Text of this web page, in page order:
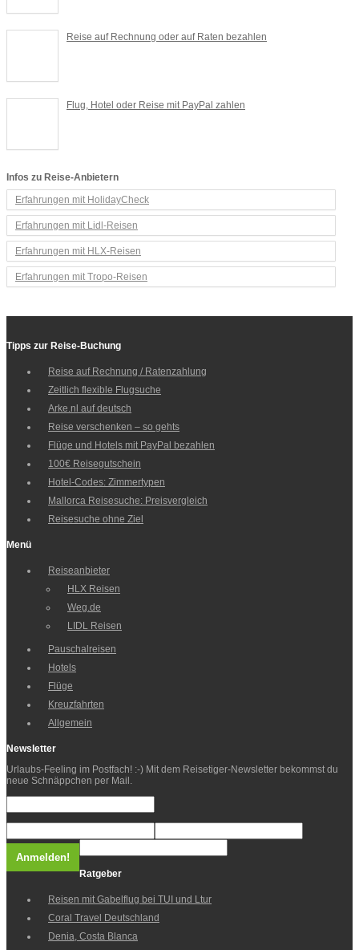
Reise auf Rechnung oder auf Raten bezahlen
Flug, Hotel oder Reise mit PayPal zahlen
Infos zu Reise-Anbietern
Erfahrungen mit HolidayCheck
Erfahrungen mit Lidl-Reisen
Erfahrungen mit HLX-Reisen
Erfahrungen mit Tropo-Reisen
Tipps zur Reise-Buchung
Reise auf Rechnung / Ratenzahlung
Zeitlich flexible Flugsuche
Arke.nl auf deutsch
Reise verschenken – so gehts
Flüge und Hotels mit PayPal bezahlen
100€ Reisegutschein
Hotel-Codes: Zimmertypen
Mallorca Reisesuche: Preisvergleich
Reisesuche ohne Ziel
Menü
Reiseanbieter
HLX Reisen
Weg.de
LIDL Reisen
Pauschalreisen
Hotels
Flüge
Kreuzfahrten
Allgemein
Newsletter
Urlaubs-Feeling im Postfach! :-) Mit dem Reisetiger-Newsletter bekommst du
neue Schnäppchen per Mail.
Ratgeber
Reisen mit Gabelflug bei TUI und Ltur
Coral Travel Deutschland
Denia, Costa Blanca